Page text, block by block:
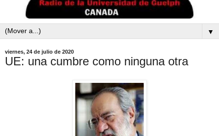
▼
viernes, 24 de julio de 2020
UE: una cumbre como ninguna otra